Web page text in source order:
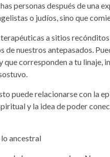
personas después de una
o judíos, sino que
a sitios
nuestros antepasados.
que corresponden a tu linaje,
puede relacionarse con la
y la idea de poder
ancestral